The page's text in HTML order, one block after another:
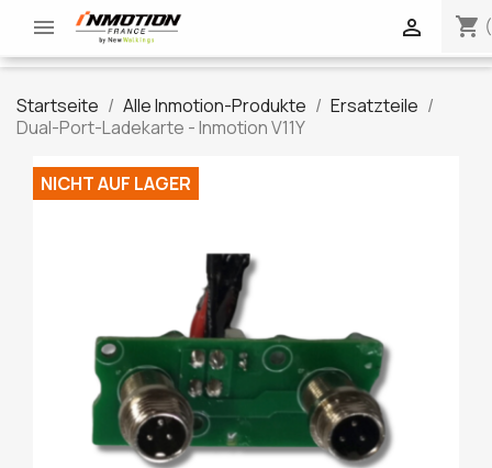
 shopping_cart

Startseite Alle Inmotion-Produkte
Ersatzteile
Dual-Port-Ladekarte - Inmotion V11Y
NICHT AUF LAGER